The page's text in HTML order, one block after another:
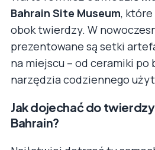
Bahrain Site Museum,
obok twierdzy. W
prezentowane są setki
na miejscu – od ceramiki po
narzędzia codziennego
Jak dojechać do
Bahrain?